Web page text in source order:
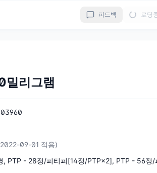
피드백 로딩
리그램
09-01 적용)
PTP - 28정/피티피[14정/PTP×2], PTP - 56정/